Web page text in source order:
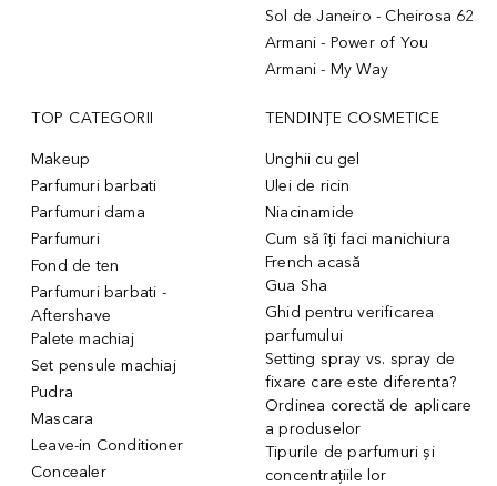
Sol de Janeiro - Cheirosa 62
Armani - Power of You
Armani - My Way
TOP CATEGORII
Makeup
Parfumuri barbati
Parfumuri dama
Parfumuri
Fond de ten
Parfumuri barbati -
Aftershave
Palete machiaj
Set pensule machiaj
Pudra
Mascara
Leave-in Conditioner
Concealer
TENDINȚE COSMETICE
Unghii cu gel
Ulei de ricin
Niacinamide
Cum să îți faci manichiura
French acasă
Gua Sha
Ghid pentru verificarea
parfumului
Setting spray vs. spray de
fixare care este diferenta?
Ordinea corectă de aplicare
a produselor
Tipurile de parfumuri și
concentrațiile lor